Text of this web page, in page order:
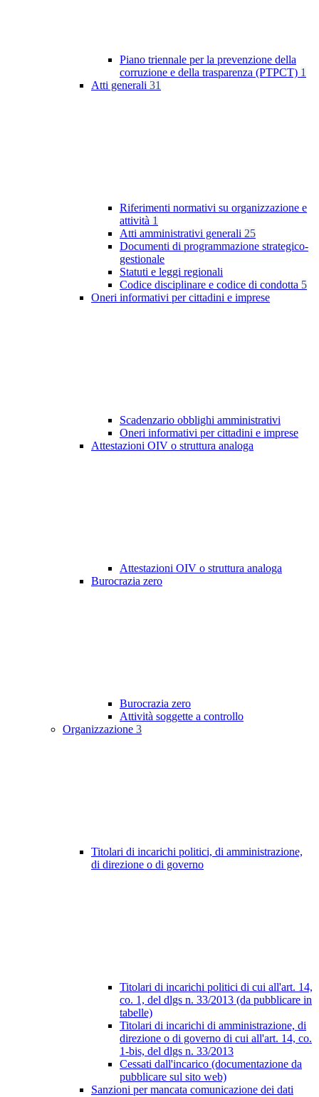
Piano triennale per la prevenzione della
corruzione e della trasparenza (PTPCT) 1
Atti generali 31
Riferimenti normativi su organizzazione e
attività 1
Atti amministrativi generali 25
Documenti di programmazione strategico-
gestionale
Statuti e leggi regionali
Codice disciplinare e codice di condotta 5
Oneri informativi per cittadini e imprese
Scadenzario obblighi amministrativi
Oneri informativi per cittadini e imprese
Attestazioni OIV o struttura analoga
Attestazioni OIV o struttura analoga
Burocrazia zero
Burocrazia zero
Attività soggette a controllo
Organizzazione 3
Titolari di incarichi politici, di amministrazione,
di direzione o di governo
Titolari di incarichi politici di cui all'art. 14,
co. 1, del dlgs n. 33/2013 (da pubblicare in
tabelle)
Titolari di incarichi di amministrazione, di
direzione o di governo di cui all'art. 14, co.
1-bis, del dlgs n. 33/2013
Cessati dall'incarico (documentazione da
pubblicare sul sito web)
Sanzioni per mancata comunicazione dei dati